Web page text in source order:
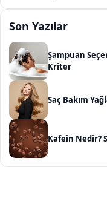
Son Yazılar
Şampuan
Kriter
Saç Bakım
Kafein Nedir?